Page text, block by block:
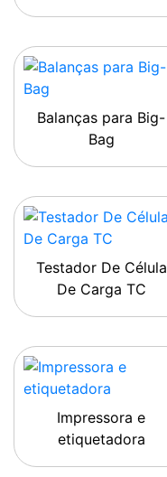
Balanças para Big-
Bag
Testador De Célula
De Carga TC
Impressora e
etiquetadora